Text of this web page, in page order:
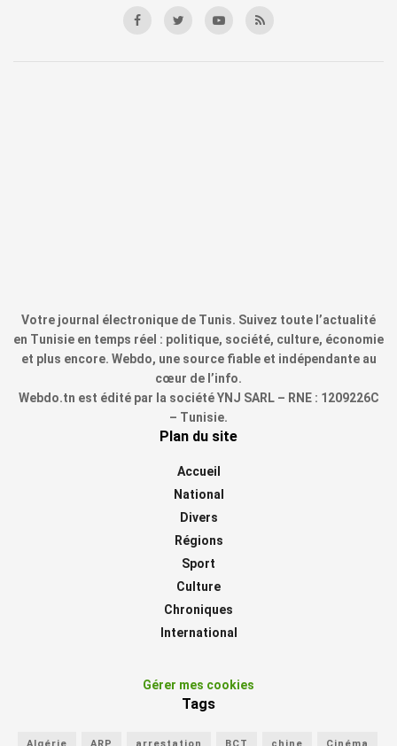
Votre journal électronique de Tunis. Suivez toute l’actualité
en Tunisie en temps réel : politique, société, culture, économie
et plus encore. Webdo, une source fiable et indépendante au
cœur de l’info.
Webdo.tn est édité par la société YNJ SARL – RNE : 1209226C
– Tunisie.
Plan du site
Accueil
National
Divers
Régions
Sport
Culture
Chroniques
International
Gérer mes cookies
Tags
Algérie ARP arrestation BCT chine Cinéma